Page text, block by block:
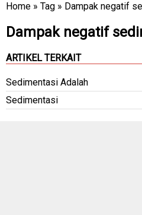
Home » Tag » Dampak negatif
Dampak negatif
ARTIKEL TERKAIT
Sedimentasi Adalah
Sedimentasi